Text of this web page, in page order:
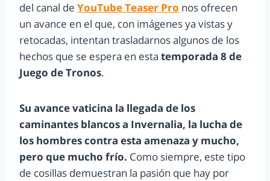
del canal de YouTube Teaser Pro nos ofrecen
un avance en el que, con imágenes ya vistas y
retocadas, intentan trasladarnos algunos de los
hechos que se espera en esta temporada 8 de
Juego de Tronos.
Su avance vaticina la llegada de los
caminantes blancos a Invernalia, la lucha de
los hombres contra esta amenaza y mucho,
pero que mucho frío. Como siempre, este tipo
de cosillas demuestran la pasión que hay por